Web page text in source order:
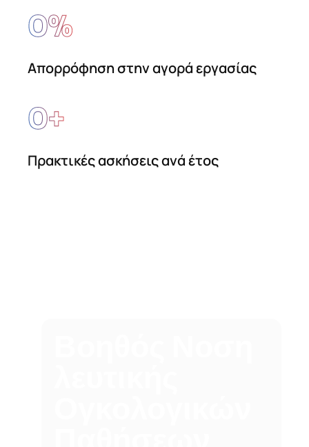
0%
Απορρόφηση στην αγορά εργασίας
0+
Πρακτικές ασκήσεις ανά έτος